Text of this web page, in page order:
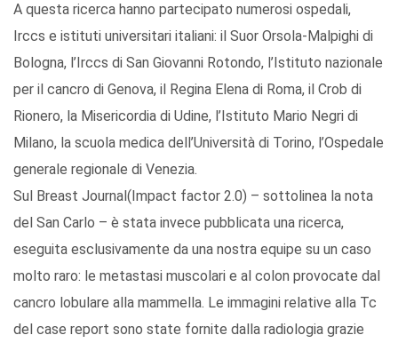
A questa ricerca hanno partecipato numerosi ospedali,
Irccs e istituti universitari italiani: il Suor Orsola-Malpighi di
Bologna, l’Irccs di San Giovanni Rotondo, l’Istituto nazionale
per il cancro di Genova, il Regina Elena di Roma, il Crob di
Rionero, la Misericordia di Udine, l’Istituto Mario Negri di
Milano, la scuola medica dell’Università di Torino, l’Ospedale
generale regionale di Venezia.
Sul Breast Journal(Impact factor 2.0) – sottolinea la nota
del San Carlo – è stata invece pubblicata una ricerca,
eseguita esclusivamente da una nostra equipe su un caso
molto raro: le metastasi muscolari e al colon provocate dal
cancro lobulare alla mammella. Le immagini relative alla Tc
del case report sono state fornite dalla radiologia grazie